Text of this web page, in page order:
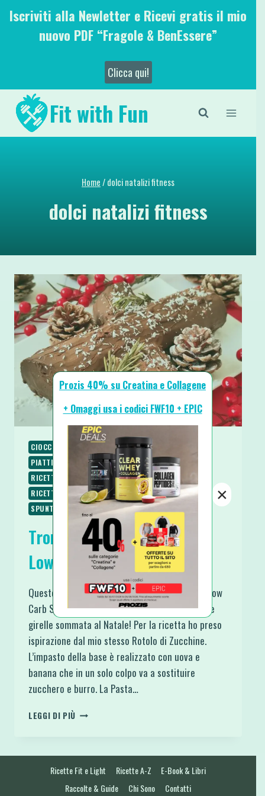
SaltaIscriviti alla Newletter e Ricevi gratis il mio
nuovo PDF “Fragole & BenEssere”
Clicca qui!
Fit with Fun
Home/dolci natalizi fitness
dolci natalizi fitness
CIOCCOLATO COLAZIONE NATALE
PIATTI VELOCI
RICETTE
RICETTE BASE
RICETTE DOLCI
RICETTE PROTEICHE
RICETTE SENZA GLUTINE
RICETTE VEGETARIANE
SPUNTINI E SNACKS
Tronchetto di Natale Light
Low Carb Senza Glutine
Questo eccellente Tronchetto di Natale Light Low
Carb Senza Glutine è nato dalla voglia di fare le
girelle sommata al Natale! Per la ricetta ho preso
ispirazione dal mio stesso Rotolo di Zucchine.
L’impasto della base è realizzato con uova e
banana che in un solo colpo va a sostituire
zucchero e burro. La Pasta…
LEGGI DI PIÙ TRONCHETTO
CARB
SENZA
Ricette Fit e Light Ricette A-Z
E-Book & Libri
Raccolte & Guide
Chi Sono Contatti
Prozis 40% su Creatina e Collagene
+ Omaggi usa i codici FWF10 + EPIC
×